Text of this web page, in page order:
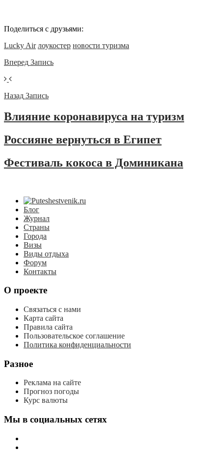
Поделиться с друзьями:
Lucky Air лоукостер новости туризма
Вперед Запись
Назад Запись
Влияние коронавируса на туризм
Россияне вернуться в Египет
Фестиваль кокоса в Доминикана
Блог
Журнал
Страны
Города
Визы
Виды отдыха
Форум
Контакты
О проекте
Связаться с нами
Карта сайта
Правила сайта
Пользовательское соглашение
Политика конфиденциальности
Разное
Реклама на сайте
Прогноз погоды
Курс валюты
Мы в социальных сетях